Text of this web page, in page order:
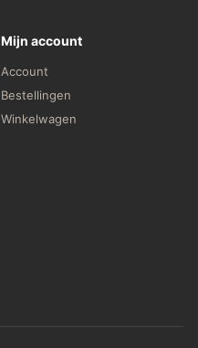
Mijn account
Account
Bestellingen
Winkelwagen